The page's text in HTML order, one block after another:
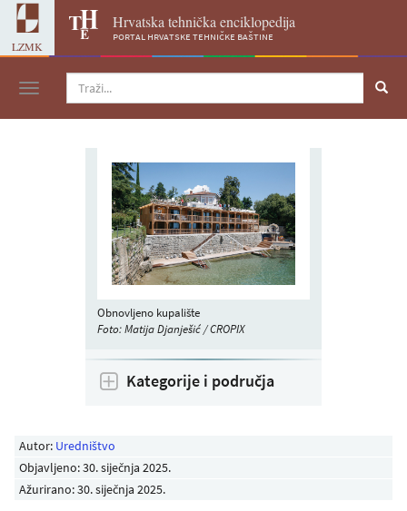
LZMK
Hrvatska tehnička enciklopedija
portal hrvatske tehničke baštine
Navigacija
Autor: Uredništvo
Objavljeno:30. siječnja 2025.
Ažurirano: 30. siječnja 2025.
Obnovljeno kupalište
Foto: Matija Djanješić / CROPIX
Kategorije i područja